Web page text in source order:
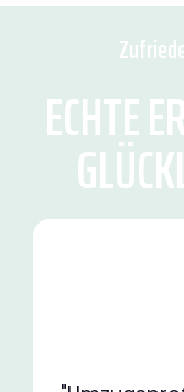
ECHTE